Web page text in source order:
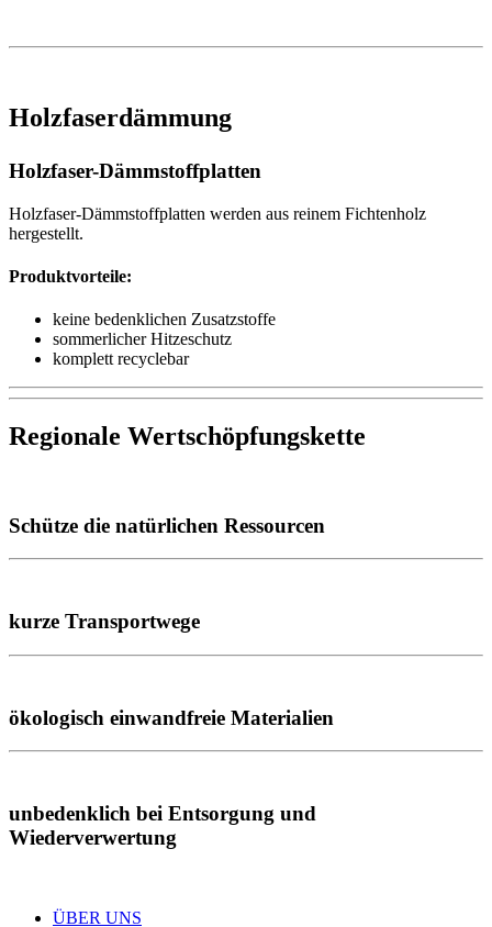
Holzfaserdämmung
Holzfaser-Dämmstoffplatten
Holzfaser-Dämmstoffplatten werden aus reinem Fichtenholz
hergestellt.
Produktvorteile:
keine bedenklichen Zusatzstoffe
sommerlicher Hitzeschutz
komplett recyclebar
Regionale Wertschöpfungskette
Schütze die natürlichen Ressourcen
kurze Transportwege
ökologisch einwandfreie Materialien
unbedenklich bei Entsorgung und
Wiederverwertung
ÜBER UNS